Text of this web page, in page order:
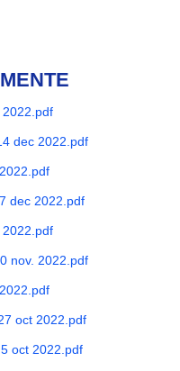
dec 2022.pdf
dec 2022.pdf
2022.pdf
nov. 2022.pdf
oct 2022.pdf
oct 2022.pdf